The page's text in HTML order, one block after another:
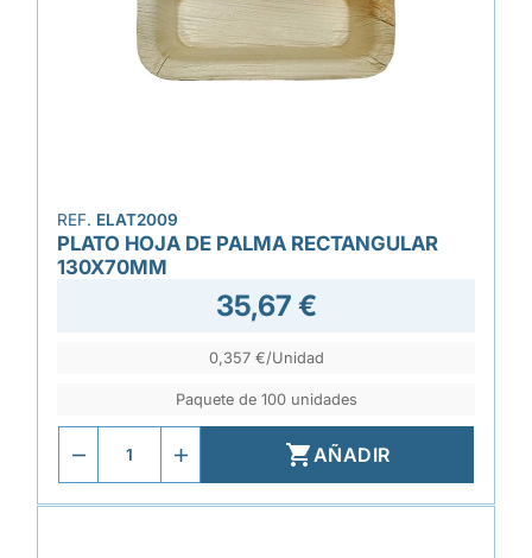
REF. ELAT2009
PLATO HOJA DE PALMA RECTANGULAR
130X70MM
35,67 €
0,357 €/Unidad
Paquete de 100 unidades
AÑADIR